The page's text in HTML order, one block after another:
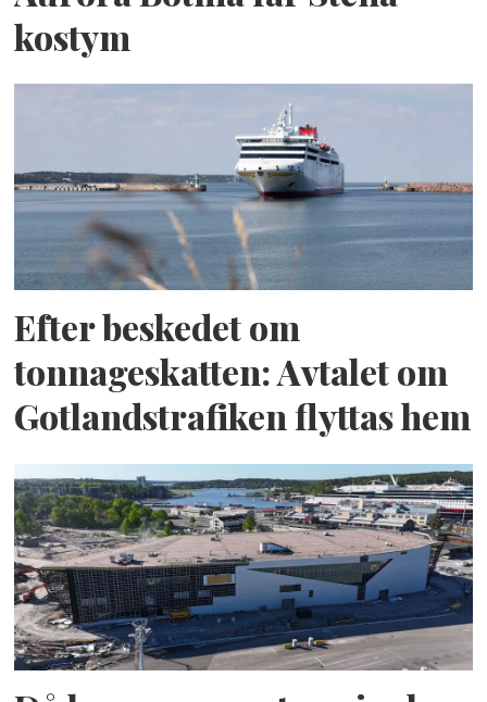
kostym
Efter beskedet om
tonnageskatten: Avtalet om
Gotlandstrafiken flyttas hem